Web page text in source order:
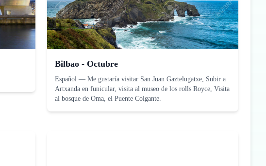
Bilbao - Octubre
Español — Me gustaría visitar San Juan Gaztelugatxe, Subir a
Artxanda en funicular, visita al museo de los rolls Royce, Visita
al bosque de Oma, el Puente Colgante.